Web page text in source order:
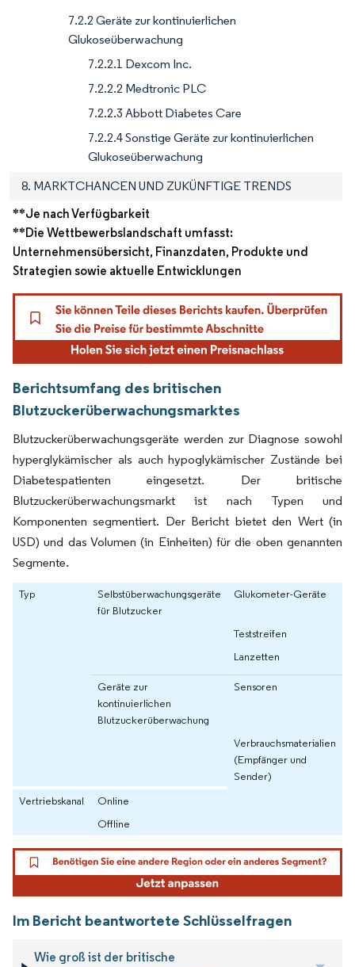
7.2.2 Geräte zur kontinuierlichen
Glukoseüberwachung
7.2.2.1 Dexcom Inc.
7.2.2.2 Medtronic PLC
7.2.2.3 Abbott Diabetes Care
7.2.2.4 Sonstige Geräte zur kontinuierlichen
Glukoseüberwachung
8. MARKTCHANCEN UND ZUKÜNFTIGE TRENDS
**Je nach Verfügbarkeit
**Die Wettbewerbslandschaft umfasst:
Unternehmensübersicht, Finanzdaten, Produkte und
Strategien sowie aktuelle Entwicklungen
Berichtsumfang des britischen
Blutzuckerüberwachungsmarktes
Blutzuckerüberwachungsgeräte werden zur Diagnose sowohl
hyperglykämischer als auch hypoglykämischer Zustände bei
Diabetespatienten eingesetzt. Der britische
Blutzuckerüberwachungsmarkt ist nach Typen und
Komponenten segmentiert. Der Bericht bietet den Wert (in
USD) und das Volumen (in Einheiten) für die oben genannten
Segmente.
Typ
Selbstüberwachungsgeräte
für Blutzucker
Glukometer-Geräte
Teststreifen
Lanzetten
Geräte zur
kontinuierlichen
Blutzuckerüberwachung
Sensoren
Verbrauchsmaterialien
(Empfänger und
Sender)
Vertriebskanal
Online
Offline
Im Bericht beantwortete Schlüsselfragen
Wie groß ist der britische